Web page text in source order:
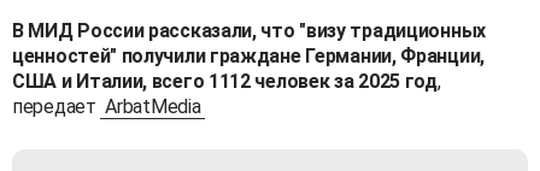
В МИД России рассказали, что "визу традиционных
ценностей" получили граждане Германии, Франции,
США и Италии, всего 1112 человек за 2025 год,
передает ArbatMedia